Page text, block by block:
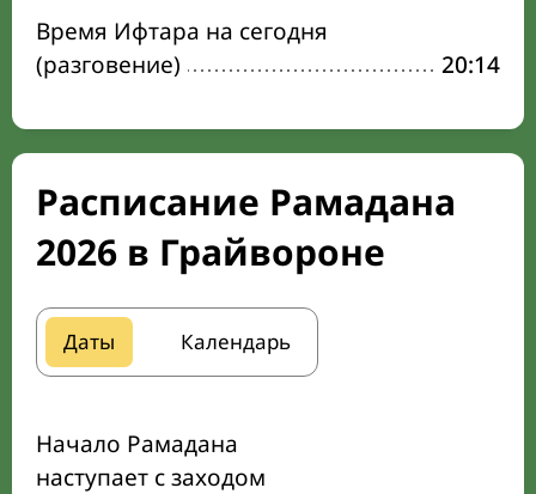
Время Ифтара на сегодня
(разговение)
20:14
Расписание Рамадана
2026 в Грайвороне
Даты Календарь
Начало Рамадана
наступает с заходом